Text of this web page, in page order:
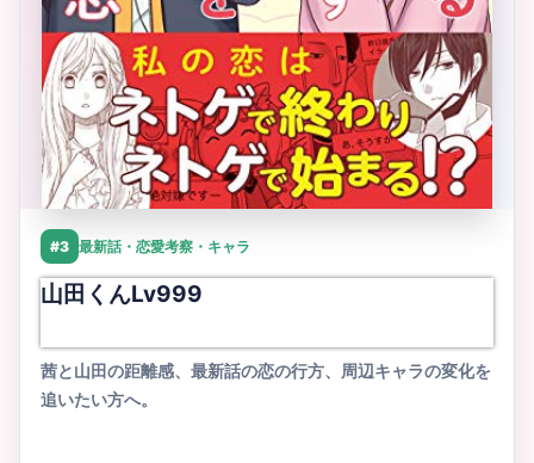
#3 最新話・恋愛考察・キャラ
山田くんLv999
茜と山田の距離感、最新話の恋の行方、周辺キャラの変化を
追いたい方へ。